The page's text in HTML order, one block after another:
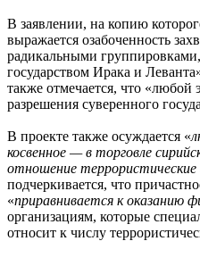
В заявлении, на копию
выражается озабоченность
радикальными
государством Ирака и
также отмечается, что
разрешения суверенного
В проекте также осуждается «
косвенное — в торговле
отношение террористические
подчеркивается, что
«приравнивается к оказанию
организациям, которые
относит к числу